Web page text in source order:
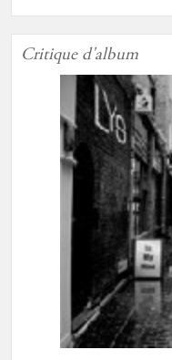
Critique d'album